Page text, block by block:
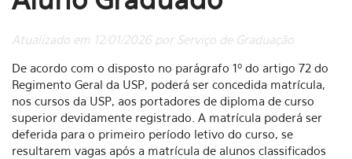
Atualizado em 12/01/2026 por Serviço de Graduação
De acordo com o disposto no parágrafo 1º do artigo 72 do
Regimento Geral da USP, poderá ser concedida matrícula,
nos cursos da USP, aos portadores de diploma de curso
superior devidamente registrado. A matrícula poderá ser
deferida para o primeiro período letivo do curso, se
resultarem vagas após a matrícula de alunos classificados